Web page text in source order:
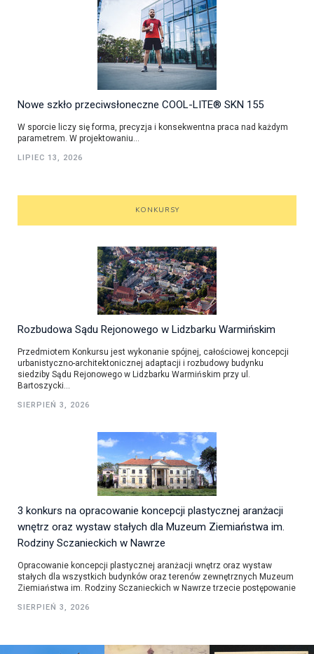
Nowe szkło przeciwsłoneczne COOL-LITE® SKN 155
W sporcie liczy się forma, precyzja i konsekwentna praca nad każdym
parametrem. W projektowaniu...
LIPIEC 13, 2026
KONKURSY
Rozbudowa Sądu Rejonowego w Lidzbarku Warmińskim
Przedmiotem Konkursu jest wykonanie spójnej, całościowej koncepcji
urbanistyczno-architektonicznej adaptacji i rozbudowy budynku
siedziby Sądu Rejonowego w Lidzbarku Warmińskim przy ul.
Bartoszycki...
SIERPIEŃ 3, 2026
3 konkurs na opracowanie koncepcji plastycznej aranżacji
wnętrz oraz wystaw stałych dla Muzeum Ziemiaństwa im.
Rodziny Sczanieckich w Nawrze
Opracowanie koncepcji plastycznej aranżacji wnętrz oraz wystaw
stałych dla wszystkich budynków oraz terenów zewnętrznych Muzeum
Ziemiaństwa im. Rodziny Sczanieckich w Nawrze trzecie postępowanie
SIERPIEŃ 3, 2026